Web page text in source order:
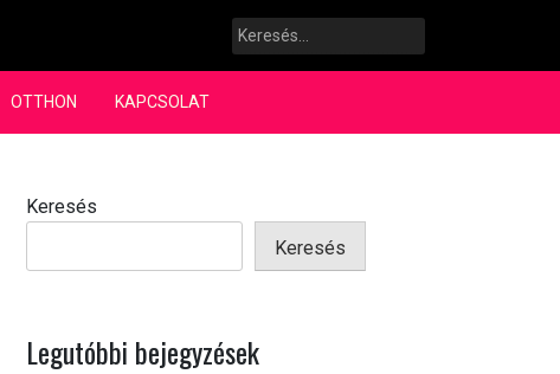
Keresés:
OTTHON KAPCSOLAT
Keresés
Keresés
Legutóbbi bejegyzések